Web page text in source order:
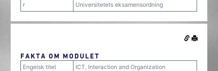
r
Universitetets eksamensordning
FAKTA OM MODULET
Engelsk titel
ICT, Interaction and Organization